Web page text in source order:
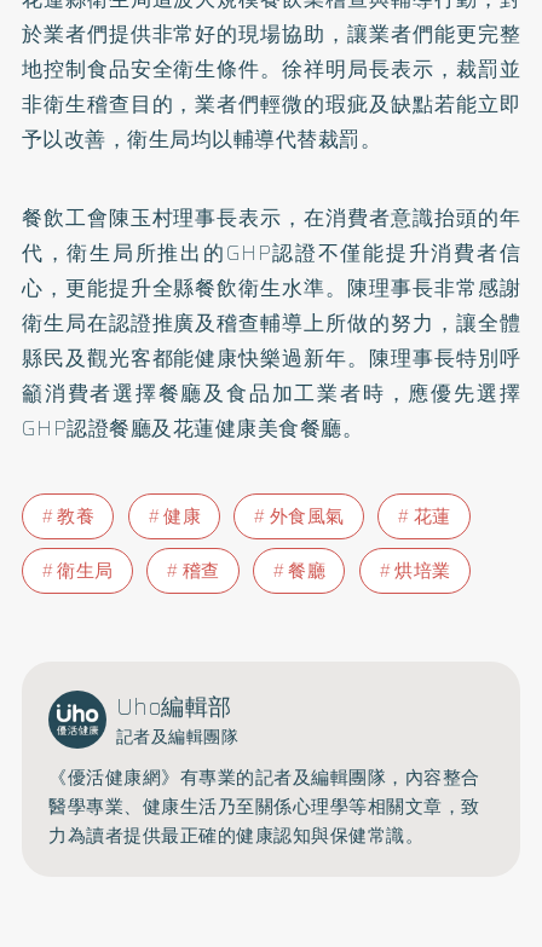
於業者們提供非常好的現場協助，讓業者們能更完整
地控制食品安全衛生條件。徐祥明局長表示，裁罰並
非衛生稽查目的，業者們輕微的瑕疵及缺點若能立即
予以改善，衛生局均以輔導代替裁罰。
餐飲工會陳玉村理事長表示，在消費者意識抬頭的年
代，衛生局所推出的GHP認證不僅能提升消費者信
心，更能提升全縣餐飲衛生水準。陳理事長非常感謝
衛生局在認證推廣及稽查輔導上所做的努力，讓全體
縣民及觀光客都能健康快樂過新年。陳理事長特別呼
籲消費者選擇餐廳及食品加工業者時，應優先選擇
GHP認證餐廳及花蓮健康美食餐廳。
教養 健康 外食風氣
花蓮
衛生局
稽查 餐廳 烘培業
Uho編輯部
記者及編輯團隊
《優活健康網》有專業的記者及編輯團隊，內容整合
醫學專業、健康生活乃至關係心理學等相關文章，致
力為讀者提供最正確的健康認知與保健常識。